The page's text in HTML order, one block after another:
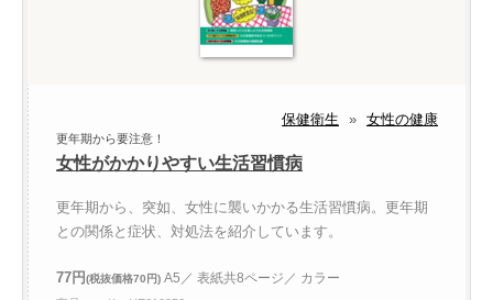
保健衛生 » 女性の健康
更年期から要注意！
女性がかかりやすい生活習慣病
更年期から、突如、女性に襲いかかる生活習慣病。更年期
との関係と症状、対処法を紹介しています。
77円(税抜価格70円) A5／ 表紙共8ページ／ カラー